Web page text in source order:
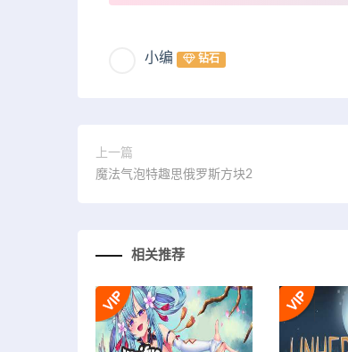
小编 钻石
上一篇
魔法气泡特趣思俄罗斯方块2
相关推荐